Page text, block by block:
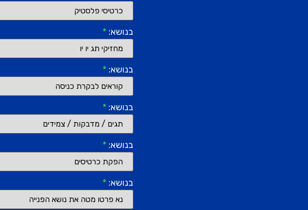
בנושא: *
בנושא: *
בנושא: *
בנושא: *
בנושא: *